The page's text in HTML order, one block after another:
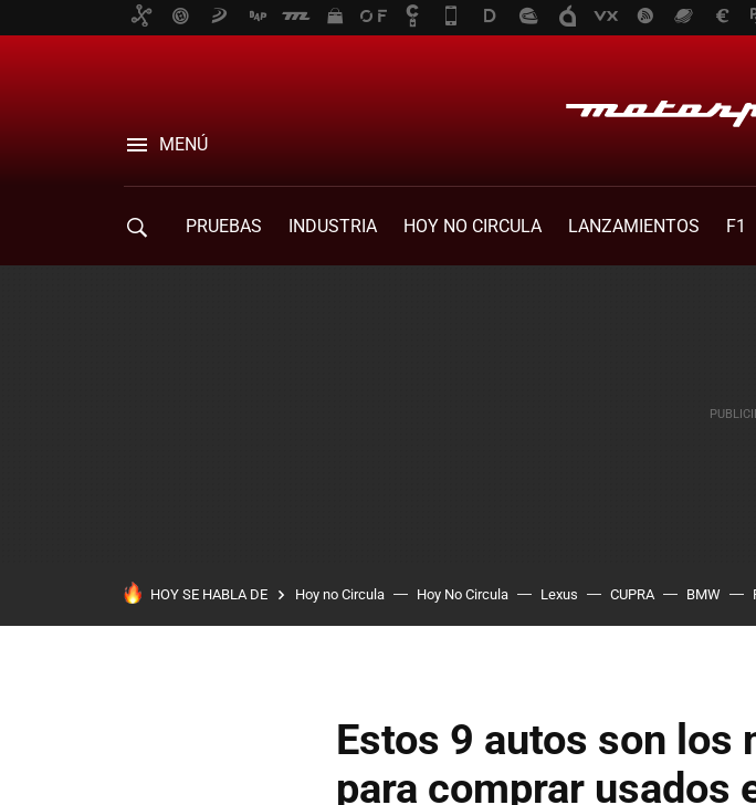
MENÚ
PRUEBAS INDUSTRIA HOY NO CIRCULA LANZAMIENTOS F1
HOY SE HABLA DE Hoy no Circula Hoy No Circula Lexus CUPRA BMW
Estos 9 autos son los
para comprar usados